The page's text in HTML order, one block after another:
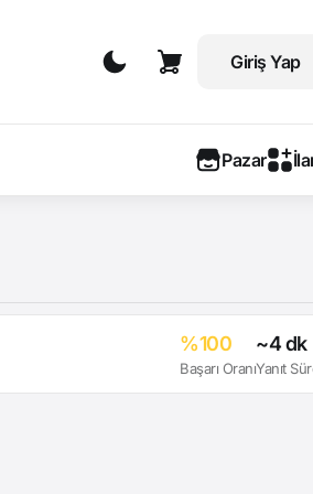
Giriş Yap
Pazar
%100
Başarı Oranı
~4 dk
Yanıt